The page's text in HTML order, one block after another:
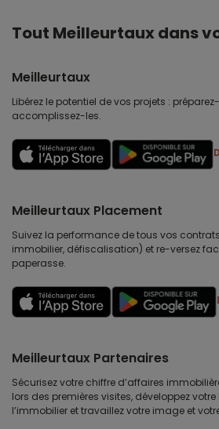
Tout Meilleurtaux dans
Meilleurtaux
Libérez le potentiel de vos projets :
accomplissez-les.
Meilleurtaux Placement
Suivez la performance de tous vos
immobilier, défiscalisation) et re-versez
paperasse.
Meilleurtaux Partenaires
Sécurisez votre chiffre d’affaires
lors des premières visites, développez
l’immobilier et travaillez votre image et